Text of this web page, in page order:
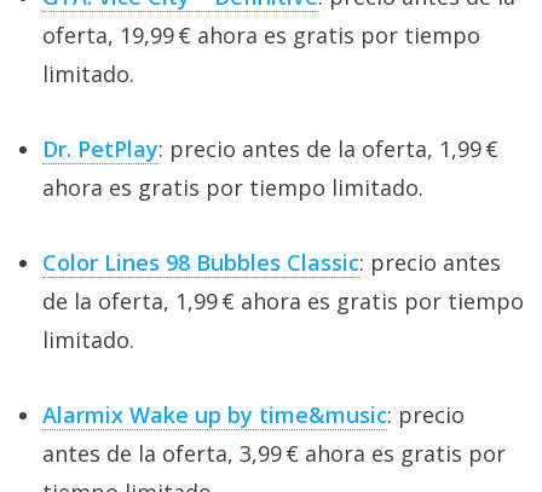
oferta, 19,99 € ahora es gratis por tiempo
limitado.
Dr. PetPlay: precio antes de la oferta, 1,99 €
ahora es gratis por tiempo limitado.
Color Lines 98 Bubbles Classic: precio antes
de la oferta, 1,99 € ahora es gratis por tiempo
limitado.
Alarmix Wake up by time&music: precio
antes de la oferta, 3,99 € ahora es gratis por